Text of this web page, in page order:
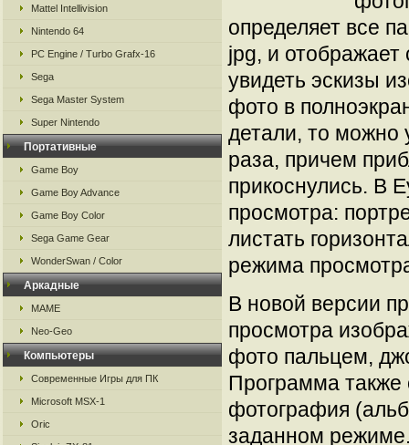
Mattel Intellivision
Nintendo 64
PC Engine / Turbo Grafx-16
Sega
Sega Master System
Super Nintendo
Портативные
Game Boy
Game Boy Advance
Game Boy Color
Sega Game Gear
WonderSwan / Color
Аркадные
MAME
Neo-Geo
Компьютеры
Современные Игры для ПК
Microsoft MSX-1
Oric
определяет все
jpg, и отображает
увидеть эскизы
фото в
детали, то можно
раза, причем
прикоснулись. В
просмотра:
листать
режима
В новой версии
просмотра
фото пальцем,
Программа также
фотография
заданном